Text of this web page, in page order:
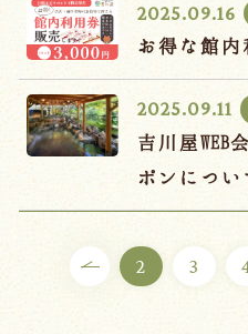
2025.09.16
お得な館内
2025.09.11
吉川屋WEB
ポンについ
2 3